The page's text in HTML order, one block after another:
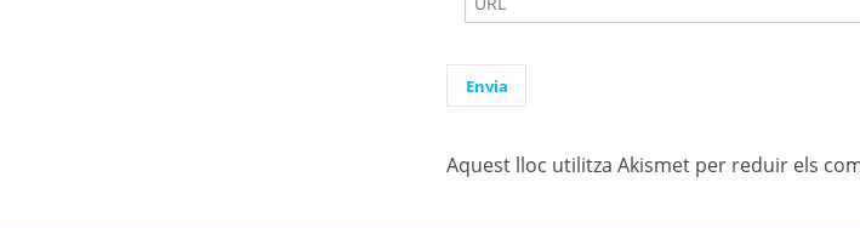
Aquest lloc utilitza Akismet per reduir els